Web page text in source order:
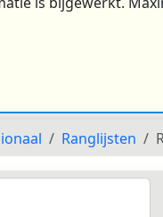
Ranglijsten